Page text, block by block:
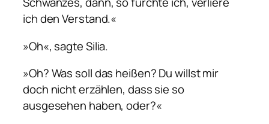
ich den Verstand.«
»Oh«, sagte Silia.
»Oh? Was soll das heißen? Du willst mir
doch nicht erzählen, dass sie so
ausgesehen haben, oder?«